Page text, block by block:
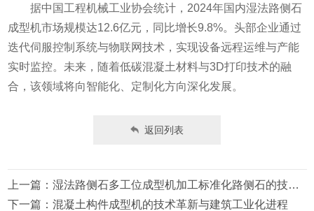
据中国工程机械工业协会统计，2024年国内湿法路侧石
成型机市场规模达12.6亿元，同比增长9.8%。头部企业通过
迭代伺服控制系统与物联网技术，实现设备远程运维与产能
实时监控。未来，随着低碳混凝土材料与3D打印技术的融
合，该领域将向智能化、定制化方向深化发展。
返回列表
上一篇：湿法路侧石多工位成型机加工标准化路侧石的技术解析
下一篇：混凝土构件成型机的技术革新与建筑工业化进程